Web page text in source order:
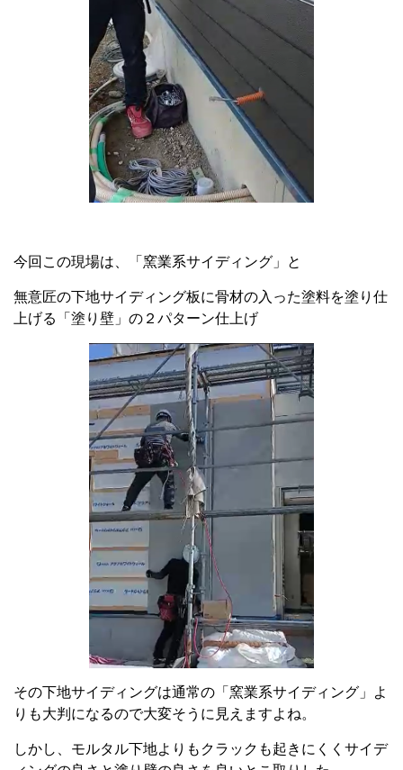
今回この現場は、「窯業系サイディング」と
無意匠の下地サイディング板に骨材の入った塗料を塗り仕
上げる「塗り壁」の２パターン仕上げ
その下地サイディングは通常の「窯業系サイディング」よ
りも大判になるので大変そうに見えますよね。
しかし、モルタル下地よりもクラックも起きにくくサイデ